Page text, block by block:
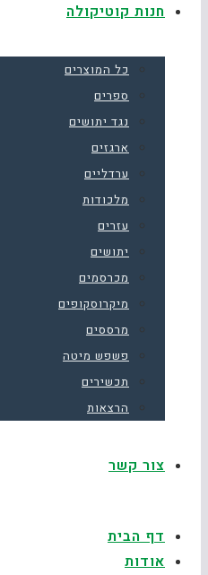
חנות קוטיקולה
כל המוצרים
ספרים
נגד יתושים
ארגזים
ערדליים
מלכודות
עזרים
יתושים
מכרסמים
מיקרוסקופים
מרססים
פשפש מיטה
תכשירים
הרצאות
צור קשר
דף הבית
אודות